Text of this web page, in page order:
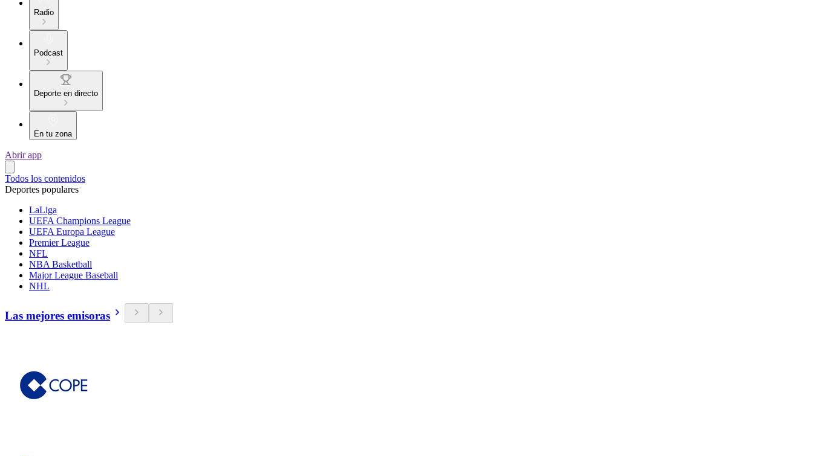
Radio
Podcast
Deporte en directo
En tu zona
Abrir app
Todos los contenidos
Deportes populares
LaLiga
UEFA Champions League
UEFA Europa League
Premier League
NFL
NBA Basketball
Major League Baseball
NHL
Las mejores emisoras